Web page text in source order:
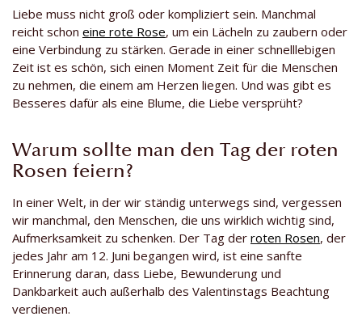
Liebe muss nicht groß oder kompliziert sein. Manchmal
reicht schon eine rote Rose, um ein Lächeln zu zaubern oder
eine Verbindung zu stärken. Gerade in einer schnelllebigen
Zeit ist es schön, sich einen Moment Zeit für die Menschen
zu nehmen, die einem am Herzen liegen. Und was gibt es
Besseres dafür als eine Blume, die Liebe versprüht?
Warum sollte man den Tag der roten
Rosen feiern?
In einer Welt, in der wir ständig unterwegs sind, vergessen
wir manchmal, den Menschen, die uns wirklich wichtig sind,
Aufmerksamkeit zu schenken. Der Tag der roten Rosen, der
jedes Jahr am 12. Juni begangen wird, ist eine sanfte
Erinnerung daran, dass Liebe, Bewunderung und
Dankbarkeit auch außerhalb des Valentinstags Beachtung
verdienen.